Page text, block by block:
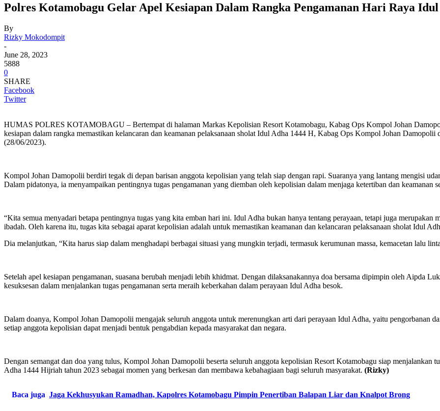
Polres Kotamobagu Gelar Apel Kesiapan Dalam Rangka Pengamanan Hari Raya
By
Rizky Mokodompit
-
June 28, 2023
5888
0
SHARE
Facebook
Twitter
HUMAS POLRES KOTAMOBAGU – Bertempat di halaman Markas Kepolisian Resort Kotamobagu, Kabag Ops Kompol Johan
kesiapan dalam rangka memastikan kelancaran dan keamanan pelaksanaan sholat Idul Adha 1444 H, Kabag Ops Kompol Johan Damopolii
(28/06/2023).
Kompol Johan Damopolii berdiri tegak di depan barisan anggota kepolisian yang telah siap dengan rapi. Suaranya yang lantang mengisi
Dalam pidatonya, ia menyampaikan pentingnya tugas pengamanan yang diemban oleh kepolisian dalam menjaga ketertiban dan keamanan
“Kita semua menyadari betapa pentingnya tugas yang kita emban hari ini. Idul Adha bukan hanya tentang perayaan, tetapi juga
ibadah. Oleh karena itu, tugas kita sebagai aparat kepolisian adalah untuk memastikan keamanan dan kelancaran pelaksanaan sholat Idul
Dia melanjutkan, “Kita harus siap dalam menghadapi berbagai situasi yang mungkin terjadi, termasuk kerumunan massa, kemacetan lalu
Setelah apel kesiapan pengamanan, suasana berubah menjadi lebih khidmat. Dengan dilaksanakannya doa bersama dipimpin oleh Aipda
kesuksesan dalam menjalankan tugas pengamanan serta meraih keberkahan dalam perayaan Idul Adha besok.
Dalam doanya, Kompol Johan Damopolii mengajak seluruh anggota untuk merenungkan arti dari perayaan Idul Adha, yaitu pengorbanan
setiap anggota kepolisian dapat menjadi bentuk pengabdian kepada masyarakat dan negara.
Dengan semangat dan doa yang tulus, Kompol Johan Damopolii beserta seluruh anggota kepolisian Resort Kotamobagu siap menjalankan
Adha 1444 Hijriah tahun 2023 sebagai momen yang berkesan dan membawa kebahagiaan bagi seluruh masyarakat. (Rizky)
Baca juga Jaga Kekhusyukan Ramadhan, Kapolres Kotamobagu Pimpin Penertiban Balapan Liar dan Knalpot Brong